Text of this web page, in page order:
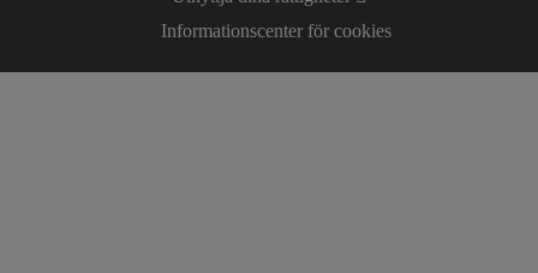
Informationscenter för cookies